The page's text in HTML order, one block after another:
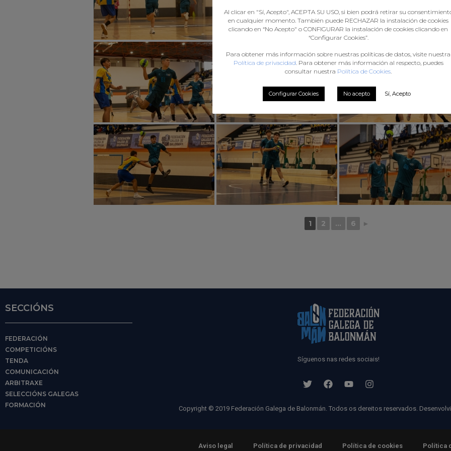
1 2 ... 6 ►
SECCIÓNS
FEDERACIÓN
COMPETICIÓNS
TENDA
COMUNICACIÓN
ARBITRAXE
SELECCIÓNS GALEGAS
FORMACIÓN
Síguenos nas redes sociais!
Copyright © 2019 Federación Galega de Balonmán. Todos os dereitos reservados.
Aviso legal Política de privacidad Política de cookies Política
Al clicar en "Sí, Acepto", ACEPTA SU USO, si bien podrá retirar su
en cualquier momento. También puede RECHAZAR la instalación de cookies
clicando en “No Acepto" o CONFIGURAR la instalación de cookies clicando en
“Configurar Cookies”.
Para obtener más información sobre nuestras políticas de datos, visite nuestra
Política de privacidad. Para obtener más información al respecto, puedes
consultar nuestra Política de Cookies.
Configurar Cookies No acepto Sí, Acepto